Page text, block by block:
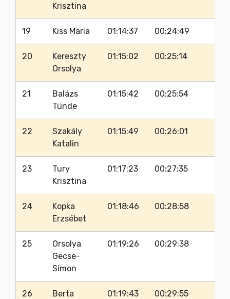
Krisztina
19 Kiss Maria 01:14:37 00:24:49
20
Kereszty
Orsolya
01:15:02 00:25:14
21
Balázs
Tünde
01:15:42 00:25:54
22
Szakály
Katalin
01:15:49 00:26:01
23
Tury
Krisztina
01:17:23 00:27:35
24
Kopka
Erzsébet
01:18:46 00:28:58
25
Orsolya
Gecse-
Simon
01:19:26 00:29:38
26
Berta
01:19:43 00:29:55